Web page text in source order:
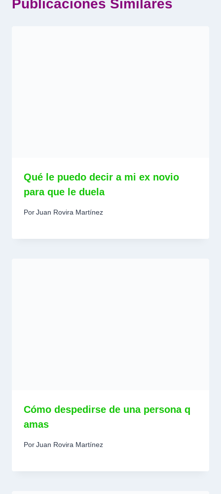
Publicaciones Similares
Qué le puedo decir a mi ex novio
para que le duela
PorJuan Rovira Martínez
Cómo despedirse de una persona q
amas
PorJuan Rovira Martínez